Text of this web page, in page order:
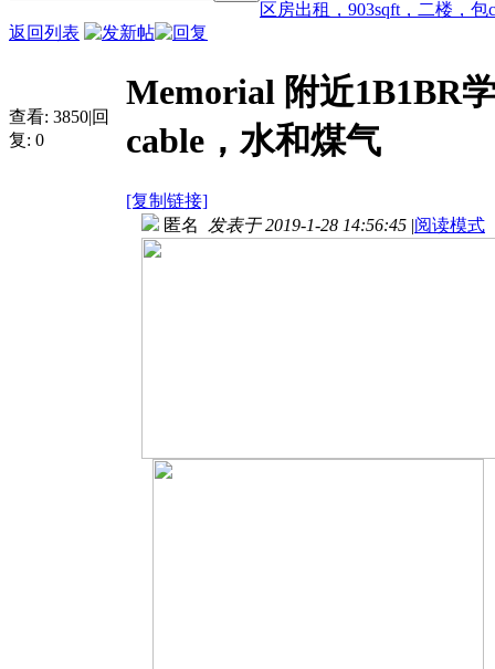
区房出租，903sqft，二楼，包
返回列表
查看: 3850|回
复: 0
Memorial 附近1B1BR
cable，水和煤气
[复制链接]
匿名 发表于 2019-1-28 14:56:45 |阅读模式